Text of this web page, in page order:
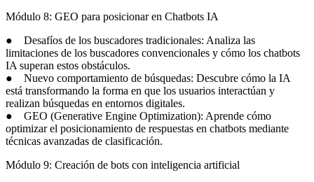
Módulo 8: GEO para posicionar en Chatbots IA
● Desafíos de los buscadores tradicionales: Analiza las
limitaciones de los buscadores convencionales y cómo los chatbots
IA superan estos obstáculos.
● Nuevo comportamiento de búsquedas: Descubre cómo la IA
está transformando la forma en que los usuarios interactúan y
realizan búsquedas en entornos digitales.
● GEO (Generative Engine Optimization): Aprende cómo
optimizar el posicionamiento de respuestas en chatbots mediante
técnicas avanzadas de clasificación.
Módulo 9: Creación de bots con inteligencia artificial